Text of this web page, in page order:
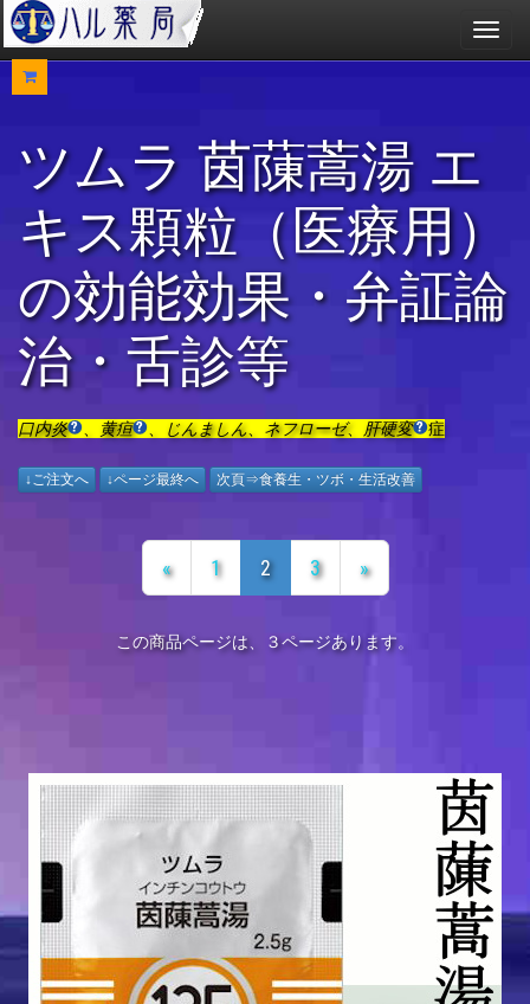
メ
ニ
ツムラ 茵蔯蒿湯 エ
キス顆粒（医療用）
の効能効果・弁証論
治・舌診等
口内炎 黄疸 じんましん ネフローゼ、 肝硬変 症
↓ご注文へ ↓ページ最終へ 次頁⇒食養生・ツボ・生活改善
« 1 2 3 »
この商品ページは、３ページあります。